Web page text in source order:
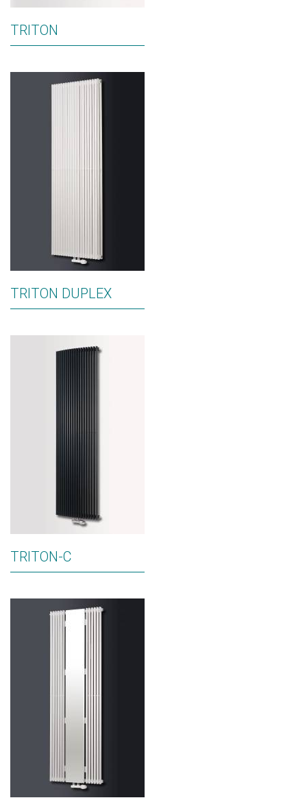
TRITON
TRITON DUPLEX
TRITON-C